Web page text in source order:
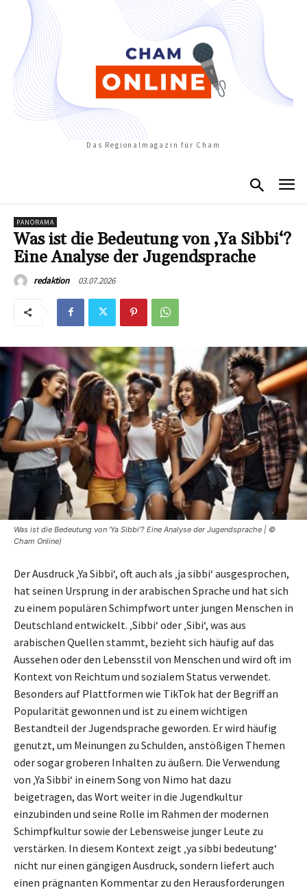
Das Regionalmagazin für Cham
PANORAMA
Was ist die Bedeutung von ‚Ya Sibbi‘?
Eine Analyse der Jugendsprache
redaktion 03.07.2026
Was ist die Bedeutung von 'Ya Sibbi'? Eine Analyse der Jugendsprache | ©
Cham Online)
Der Ausdruck ‚Ya Sibbi‘, oft auch als ‚ja sibbi‘ ausgesprochen,
hat seinen Ursprung in der arabischen Sprache und hat sich
zu einem populären Schimpfwort unter jungen Menschen in
Deutschland entwickelt. ‚Sibbi‘ oder ‚Sibi‘, was aus
arabischen Quellen stammt, bezieht sich häufig auf das
Aussehen oder den Lebensstil von Menschen und wird oft im
Kontext von Reichtum und sozialem Status verwendet.
Besonders auf Plattformen wie TikTok hat der Begriff an
Popularität gewonnen und ist zu einem wichtigen
Bestandteil der Jugendsprache geworden. Er wird häufig
genutzt, um Meinungen zu Schulden, anstößigen Themen
oder sogar groberen Inhalten zu äußern. Die Verwendung
von ‚Ya Sibbi‘ in einem Song von Nimo hat dazu
beigetragen, das Wort weiter in die Jugendkultur
einzubinden und seine Rolle im Rahmen der modernen
Schimpfkultur sowie der Lebensweise junger Leute zu
verstärken. In diesem Kontext zeigt ‚ya sibbi bedeutung‘
nicht nur einen gängigen Ausdruck, sondern liefert auch
einen prägnanten Kommentar zu den Herausforderungen